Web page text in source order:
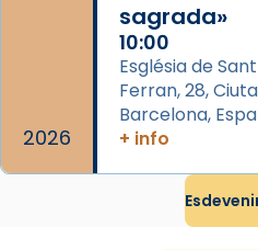
Des de 1985 hi
diablesses amb
gran a Mataró.
«Si vols saber què és
Santes a Mataró»🥵.
Photo
Share
2026
sagrada»
10:00
Església de
Ferran, 28,
Barcelona,
+ info